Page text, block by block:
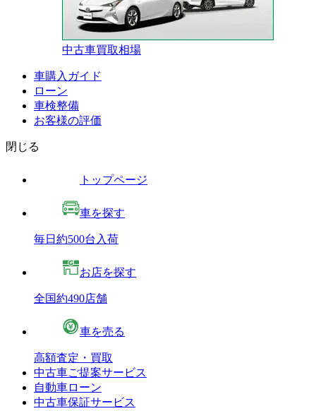
中古車買取相場
車購入ガイド
ローン
車検整備
お客様の評価
閉じる
トップページ
車を探す
毎日約500台入荷
お店を探す
全国約490店舗
車を売る
高額査定・買取
中古車ご提案サービス
自動車ローン
中古車保証サービス